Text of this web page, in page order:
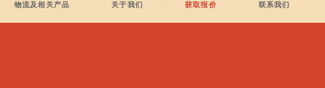
物流及相关产品 关于我们 获取报价 联系我们